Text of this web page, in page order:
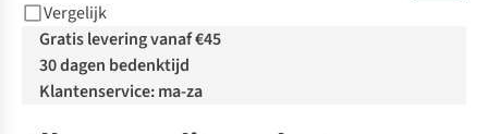
Vergelijk
Gratis levering vanaf €45
30 dagen bedenktijd
Klantenservice: ma-za